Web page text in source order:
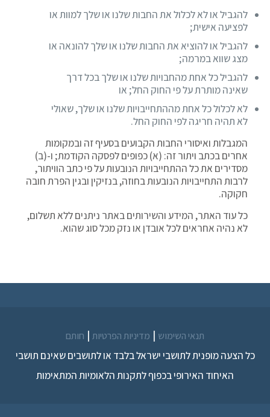
להגביל או לא לכלול את החבות שלנו או שלך למוות או
לפציעה אישית;
להגביל או להוציא את החבות שלנו או שלך להונאה או
מצג שווא במרמה;
להגביל כל אחת מהחבויות שלנו או שלך בכל דרך
שאינה מותרת על פי החוק החל; או
לא לכלול כל אחת מההתחייבויות שלנו או שלך, שאולי
לא תהיה חריגה לפי החוק החל.
המגבלות ואיסורי החבות הקבועים בסעיף זה ובמקומות
אחרים בכתב ויתור זה: (א) כפופים לפסקה הקודמת; ו-(ב)
מסדירים את כל ההתחייבויות הנובעות על פי כתב הוויתור,
לרבות התחייבויות הנובעות בחוזה, בנזיקין ובגין הפרת חובה
חקוקה.
כל עוד האתר, המידע והשירותים באתר ניתנים ללא תשלום,
לא נהיה אחראים לכל אובדן או נזק מכל סוג שהוא.
תנאי השימוש | מדיניות הפרטיות | חותם
כל הצעה מופנית לתושבי ישראל בלבד או לתושבים שאינם תושבי
האיחוד האירופי בכפוף לתקנות הלאומיות המתאימות